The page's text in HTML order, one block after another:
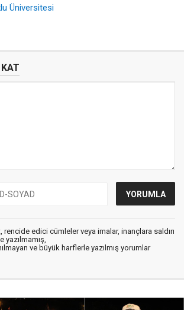
Üniversitesi
rencide edici cümleler veya imalar, inançlara saldırı
yazılmamış,
ve büyük harflerle yazılmış yorumlar